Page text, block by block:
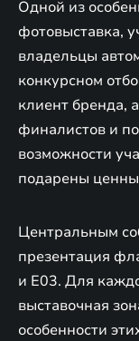
Одной из
фотовыставка,
владельцы
конкурсном
клиент бренда,
финалистов и
возможности
подарены
Центральным
презентация
и E03. Для
выставочная
особенности